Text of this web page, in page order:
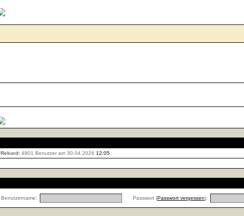
Rekord:4901 Benutzer am 30.04.2026 12:05.
Benutzername: Passwort (Passwort vergessen):